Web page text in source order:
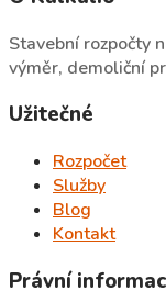
Stavební rozpočty
výměr, demoliční
Užitečné
Rozpočet
Služby
Blog
Kontakt
Právní